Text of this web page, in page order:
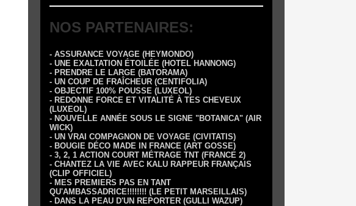
NOS PARTENAIRES:
- ASSURANCE VOYAGE (HEYMONDO)
- UNE EXALTATION ÉTOILÉE (HOTEL HANNONG)
- PRENDRE LE LARGE (BATORAMA)
- UN COUP DE FRAÎCHEUR (CENTIFOLIA)
- OBJECTIF 100% POUSSE (LUXEOL)
- REDONNE FORCE ET VITALITÉ À TES CHEVEUX
(LUXEOL)
- NOUVELLE ANNÉE SOUS LE SIGNE "BOTANICA" (AIR
WICK)
- UN VRAI COMPAGNON DE VOYAGE (CIVITATIS)
- BOUGIE DÉCO MADE IN FRANCE (ART GOSSE)
- 3, 2, 1 ACTION COURT MÉTRAGE TNT (FRANCE 2)
- CHANTEZ LA VIE AVEC KALU RAPPEUR FRANÇAIS
(CLIP OFFICIEL)
- MES PREMIERS PAS EN TANT
QU'AMBASSADRICE!!!!!!!! (LE PETIT MARSEILLAIS)
- DANS LA PEAU D'UN REPORTER (GULLI WAZUP)